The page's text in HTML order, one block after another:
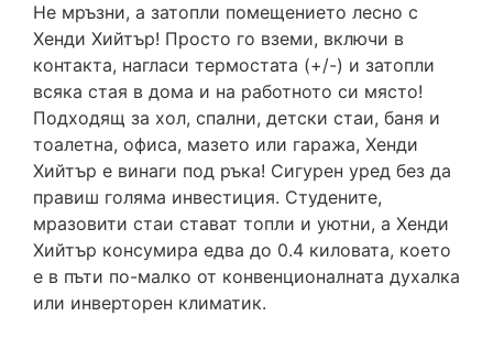
Не мръзни, а затопли помещението лесно с
Хенди Хийтър! Просто го вземи, включи в
контакта, нагласи термостата (+/-) и затопли
всяка стая в дома и на работното си място!
Подходящ за хол, спални, детски стаи, баня и
тоалетна, офиса, мазето или гаража, Хенди
Хийтър е винаги под ръка! Сигурен уред без да
правиш голяма инвестиция. Студените,
мразовити стаи стават топли и уютни, а Хенди
Хийтър консумира едва до 0.4 киловата, което
е в пъти по-малко от конвенционалната духалка
или инверторен климатик.